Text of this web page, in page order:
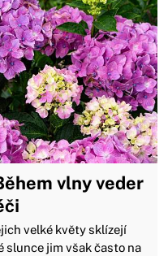
vlny veder
velké květy sklízejí
slunce jim však často na